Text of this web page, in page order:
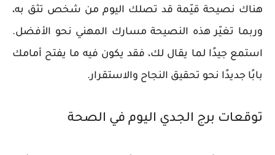
هناك نصيحة قيّمة قد تصلك اليوم من شخص تثق به،
وربما تغيّر هذه النصيحة مسارك المهني نحو الأفضل.
استمع جيدًا لما يقال لك، فقد يكون فيه ما يفتح أمامك
بابًا جديدًا نحو تحقيق النجاح والاستقرار.
توقعات برج الجدي اليوم في الصحة